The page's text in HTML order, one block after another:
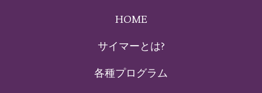
HOME
サイマーとは?
各種プログラム